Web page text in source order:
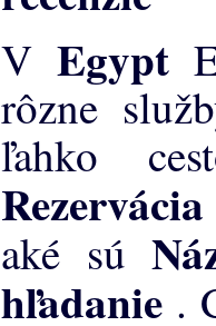
V Egypt
rôzne
ľahko
aké sú
hľadanie .